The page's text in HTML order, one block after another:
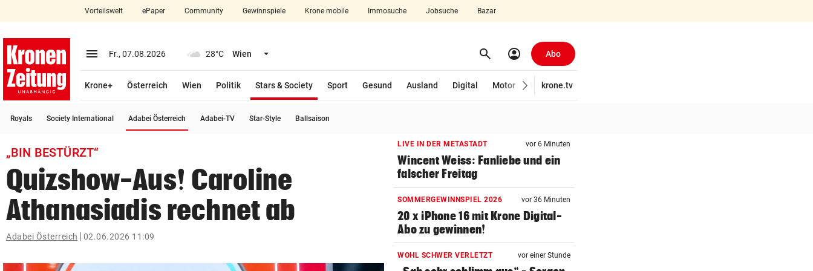
closeSchließen
account_circle Anmelden
arrow_right
arrow_right
bookmark
search
Suchbegriff
eingeben
Vorteilswelt ePaper Community Gewinnspiele Krone mobile Immosuche Jobsuche Bazar
menu Menü aufklappen
Fr., 07.08.2026 28°C Wien Menü aufklappen search Suchen
account_circle Abo
Krone+ Österreich Wien Politik Stars & Society
Sport
Gesund Ausland Digital Motor Wirtschaft
krone.tv
Royals Society International Adabei Österreich Adabei-TV Star-Style Ballsaison
„BIN BESTÜRZT“
Quizshow-Aus! Caroline
Athanasiadis rechnet ab
Adabei Österreich 02.06.2026 11:09
LIVE IN DER METASTADT vor 6 Minuten
Wincent Weiss: Fanliebe und ein
falscher Freitag
SOMMERGEWINNSPIEL 2026 vor 36 Minuten
20 x iPhone 16 mit Krone Digital-
Abo zu gewinnen!
WOHL SCHWER VERLETZT vor einer Stunde